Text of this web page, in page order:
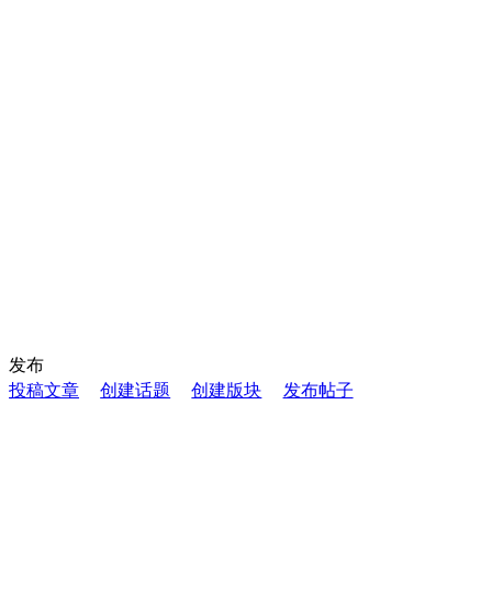
发布
投稿文章
创建话题 创建版块 发布帖子